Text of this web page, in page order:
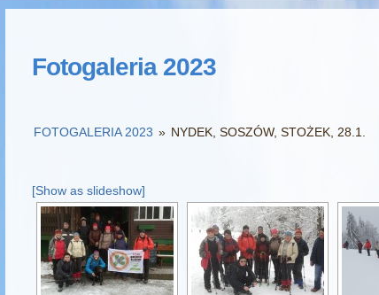
Fotogaleria 2023
FOTOGALERIA 2023 » NYDEK, SOSZÓW, STOŻEK, 28.1.
[Show as slideshow]